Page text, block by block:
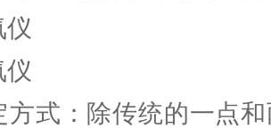
仪
仪
方式：除传统的一点